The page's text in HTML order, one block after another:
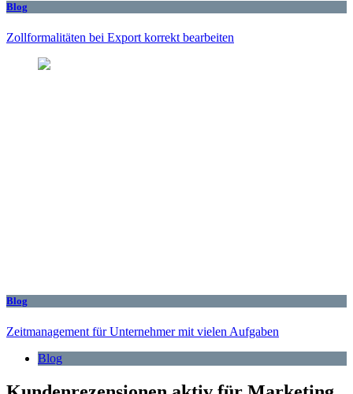
Blog
Zollformalitäten bei Export korrekt bearbeiten
Blog
Zeitmanagement für Unternehmer mit vielen Aufgaben
Blog